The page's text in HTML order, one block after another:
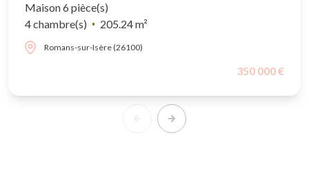
Maison 6 pièce(s)
4 chambre(s)
205.24 m²
Romans-sur-Isère (26100)
350 000 €